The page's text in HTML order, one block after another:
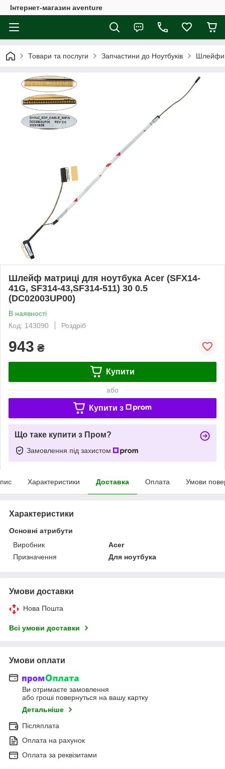
Інтернет-магазин aventure
Товари та послуги Запчастини до Ноутбуків Шлейфи
Шлейф матриці для ноутбука Acer (SFX14-
41G, SF314-43,SF314-511) 30 0.5
(DC02003UP00)
В наявності
Код: 143090
Роздріб
943 ₴
Купити
або
Купити з
Що таке купити з Пром?
Замовлення під захистом
Характеристики Доставка Оплата Умови
Характеристики
Основні атрибути
Виробник
Acer
Призначення
Для ноутбука
Умови доставки
Нова Пошта
Всі умови доставки
Умови оплати
Ви отримаєте замовлення
або гроші повернуться на вашу картку
Детальніше
Післяплата
Оплата на рахунок
Оплата за реквізитами